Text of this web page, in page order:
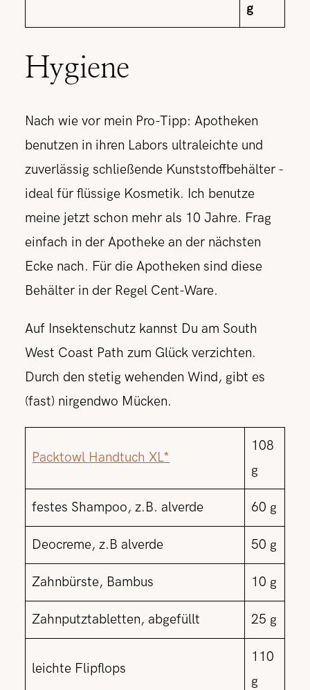
g
Hygiene
Nach wie vor mein Pro-Tipp: Apotheken
benutzen in ihren Labors ultraleichte und
zuverlässig schließende Kunststoffbehälter -
ideal für flüssige Kosmetik. Ich benutze
meine jetzt schon mehr als 10 Jahre. Frag
einfach in der Apotheke an der nächsten
Ecke nach. Für die Apotheken sind diese
Behälter in der Regel Cent-Ware.
Auf Insektenschutz kannst Du am South
West Coast Path zum Glück verzichten.
Durch den stetig wehenden Wind, gibt es
(fast) nirgendwo Mücken.
Packtowl Handtuch XL*
108
g
festes Shampoo, z.B. alverde 60 g
Deocreme, z.B alverde 50 g
Zahnbürste, Bambus 10 g
Zahnputztabletten, abgefüllt 25 g
leichte Flipflops
110
g